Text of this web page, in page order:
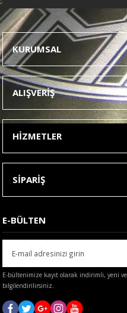
Bu ürünün fiyat bilgisi, resim,
konularda yetersiz
tarafımıza iletebilirsiniz.
Görüş ve önerileriniz için
Ürün resmi kalitesiz, bozuk
Ürün açıklamasında eksik
Ürün bilgilerinde hatalar
Ürün fiyatı diğer sitelerden
Bu ürüne benzer farklı
KURUMSAL
ALIŞVERİŞ
HİZMETLER
SİPARİŞ
E-BÜLTEN
E-bültenimize kayıt olarak indirimli, yeni ve
bilgilendirilirsiniz.